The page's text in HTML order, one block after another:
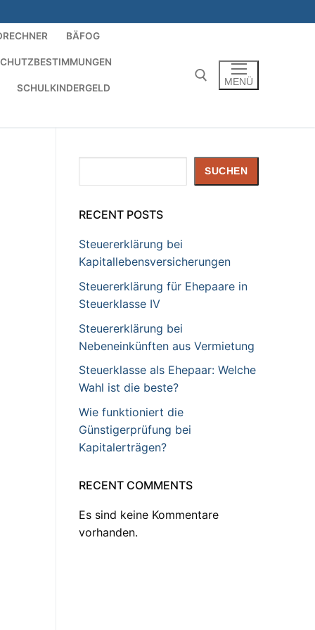
BÄFOG
SCHULKINDERGELD
MENÜ
SUCHEN
RECENT POSTS
Steuererklärung bei
Kapitallebensversicherungen
Steuererklärung für Ehepaare in
Steuerklasse IV
Steuererklärung bei
Nebeneinkünften aus Vermietung
Steuerklasse als Ehepaar: Welche
Wahl ist die beste?
Wie funktioniert die
Günstigerprüfung bei
Kapitalerträgen?
RECENT COMMENTS
Es sind keine Kommentare
vorhanden.